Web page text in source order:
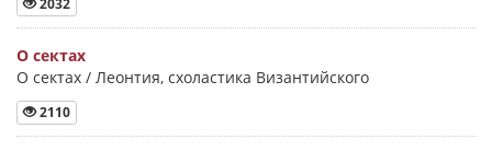
2032
О сектах
О сектах / Леонтия, схоластика Византийского
2110